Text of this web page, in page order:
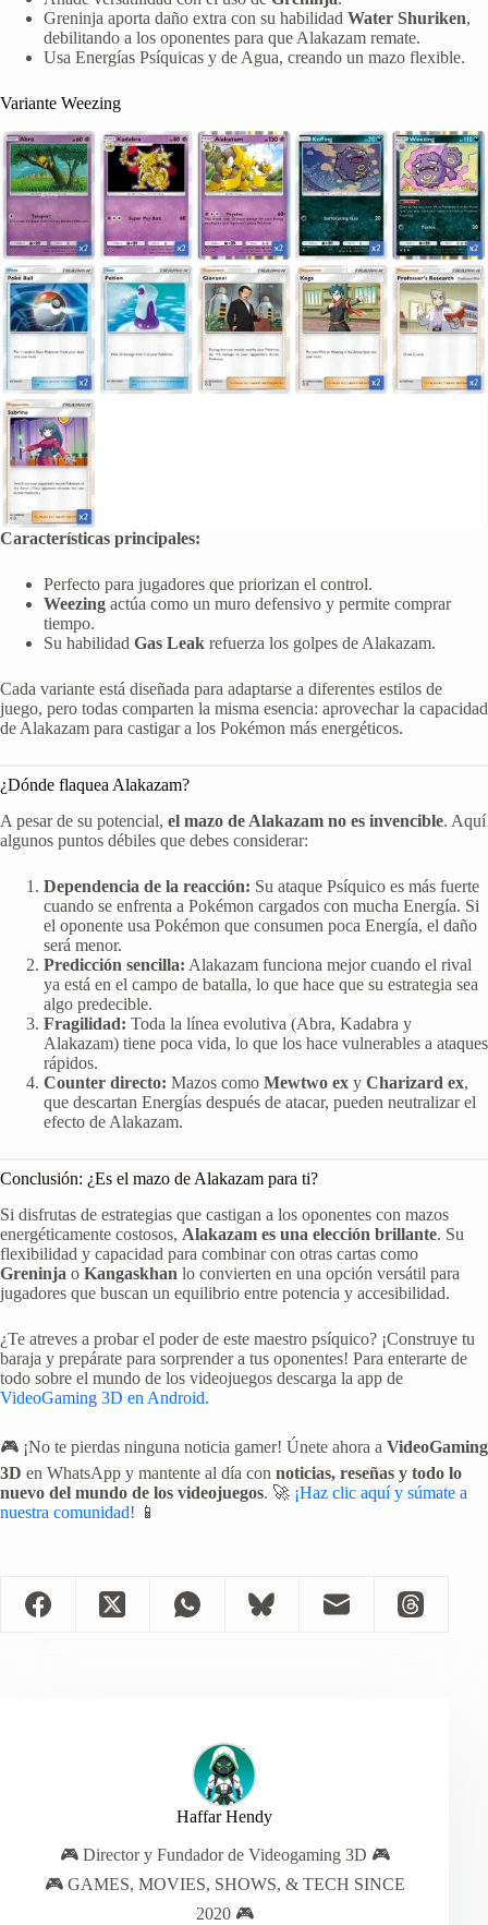
Greninja aporta daño extra con su habilidad Water Shuriken,
debilitando a los oponentes para que Alakazam remate.
Usa Energías Psíquicas y de Agua, creando un mazo flexible.
Variante Weezing
Características principales:
Perfecto para jugadores que priorizan el control.
Weezing actúa como un muro defensivo y permite comprar
tiempo.
Su habilidad Gas Leak refuerza los golpes de Alakazam.
Cada variante está diseñada para adaptarse a diferentes estilos de
juego, pero todas comparten la misma esencia: aprovechar la capacidad
de Alakazam para castigar a los Pokémon más energéticos.
¿Dónde flaquea Alakazam?
A pesar de su potencial, el mazo de Alakazam no es invencible. Aquí
algunos puntos débiles que debes considerar:
Dependencia de la reacción: Su ataque Psíquico es más fuerte
cuando se enfrenta a Pokémon cargados con mucha Energía. Si
el oponente usa Pokémon que consumen poca Energía, el daño
será menor.
Predicción sencilla: Alakazam funciona mejor cuando el rival
ya está en el campo de batalla, lo que hace que su estrategia sea
algo predecible.
Fragilidad: Toda la línea evolutiva (Abra, Kadabra y
Alakazam) tiene poca vida, lo que los hace vulnerables a ataques
rápidos.
Counter directo: Mazos como Mewtwo ex y Charizard ex,
que descartan Energías después de atacar, pueden neutralizar el
efecto de Alakazam.
Conclusión: ¿Es el mazo de Alakazam para ti?
Si disfrutas de estrategias que castigan a los oponentes con mazos
energéticamente costosos, Alakazam es una elección brillante. Su
flexibilidad y capacidad para combinar con otras cartas como
Greninja o Kangaskhan lo convierten en una opción versátil para
jugadores que buscan un equilibrio entre potencia y accesibilidad.
¿Te atreves a probar el poder de este maestro psíquico? ¡Construye tu
baraja y prepárate para sorprender a tus oponentes! Para enterarte de
todo sobre el mundo de los videojuegos descarga la app de
VideoGaming 3D en Android.
🎮 ¡No te pierdas ninguna noticia gamer! Únete ahora a VideoGaming
3D en WhatsApp y mantente al día con noticias, reseñas y todo lo
nuevo del mundo de los videojuegos. 🚀 ¡Haz clic aquí y súmate a
nuestra comunidad! 📱
Haffar Hendy
🎮 Director y Fundador de Videogaming 3D 🎮
🎮 GAMES, MOVIES, SHOWS, & TECH SINCE
2020 🎮